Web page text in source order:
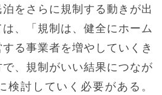
をさらに規制する動きが出
、「規制は、健全にホーム
る事業者を増やしていくき
、規制がいい結果につなが
検討していく必要がある。